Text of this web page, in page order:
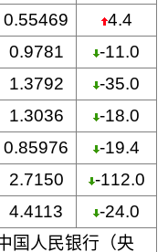
0.55469
4.4
0.9781
-11.0
1.3792
-35.0
1.3036
-18.0
0.85976
-19.4
2.7150
-112.0
4.4113
-24.0
国人民银行（央